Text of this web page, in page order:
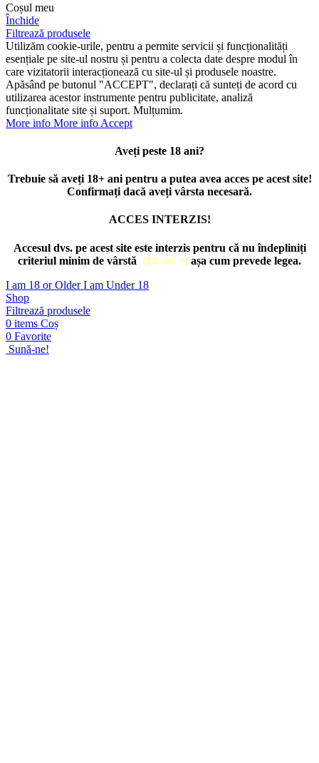
Coșul meu
Închide
Filtrează produsele
Utilizăm cookie-urile, pentru a permite servicii și funcționalități
esențiale pe site-ul nostru și pentru a colecta date despre modul în
care vizitatorii interacționează cu site-ul și produsele noastre.
Apăsând pe butonul "ACCEPT", declarați că sunteți de acord cu
utilizarea acestor instrumente pentru publicitate, analiză
funcționalitate site și suport. Mulțumim.
More info More info Accept
Aveți peste 18 ani?
Trebuie să aveți 18+ ani pentru a putea avea acces pe acest site!
Confirmați dacă aveți vârsta necesară.
ACCES INTERZIS!
Accesul dvs. pe acest site este interzis pentru că nu îndepliniți
criteriul minim de vârstă (18 ani +) așa cum prevede legea.
I am 18 or OlderI am Under 18
Shop
Filtrează produsele
0 items Coș
0 Favorite
Sună-ne!